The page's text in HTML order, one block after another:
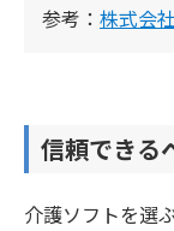
参考： 株式会
信頼できる
介護ソフトを選